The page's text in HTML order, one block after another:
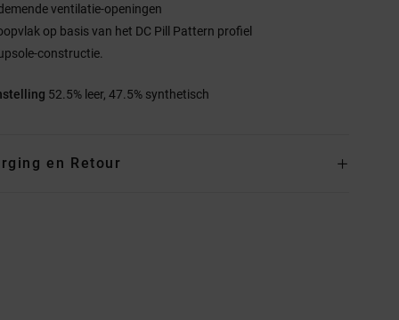
ventilatie-openingen
op basis van het DC Pill Pattern profiel
constructie.
52.5% leer, 47.5% synthetisch
en Retour